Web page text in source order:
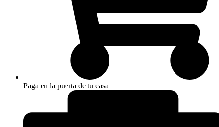
Paga en la puerta de tu casa